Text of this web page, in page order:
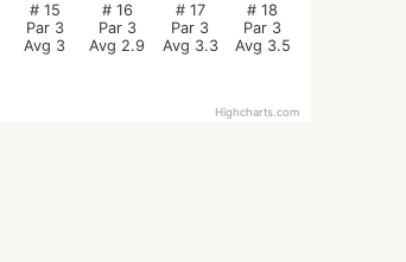
# 15
Par 3
Avg 3
# 16
Par 3
Avg 2.9
# 17
Par 3
Avg 3.3
# 18
Par 3
Avg 3.5
Highcharts.com